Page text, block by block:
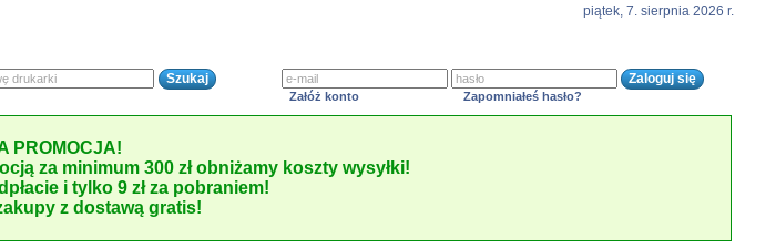
piątek, 7. sierpnia 2026 r.
Załóż konto Zapomniałeś hasło?
PROMOCJA!
za minimum 300 zł obniżamy koszty wysyłki!
i tylko 9 zł za pobraniem!
z dostawą gratis!